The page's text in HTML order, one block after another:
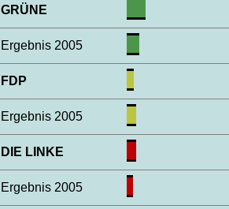
GRÜNE
Ergebnis 2005
FDP
Ergebnis 2005
DIE LINKE
Ergebnis 2005